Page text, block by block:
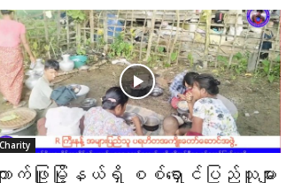
Charity
ျောက်ဖြူမြို့နယ်ရှိ စစ်ရှောင်ပြည်သူများ